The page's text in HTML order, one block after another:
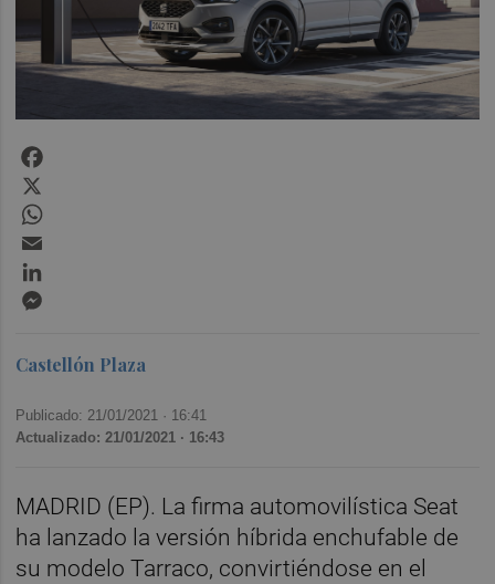
Castellón Plaza
Publicado: 21/01/2021 · 16:41
Actualizado: 21/01/2021 · 16:43
MADRID (EP). La firma automovilística Seat
ha lanzado la versión híbrida enchufable de
su modelo Tarraco, convirtiéndose en el